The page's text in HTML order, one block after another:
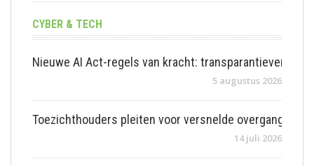
CYBER & TECH
Nieuwe AI Act-regels van kracht:
5 augustus 2026
Toezichthouders pleiten voor versnelde overgang naar
14 juli 2026